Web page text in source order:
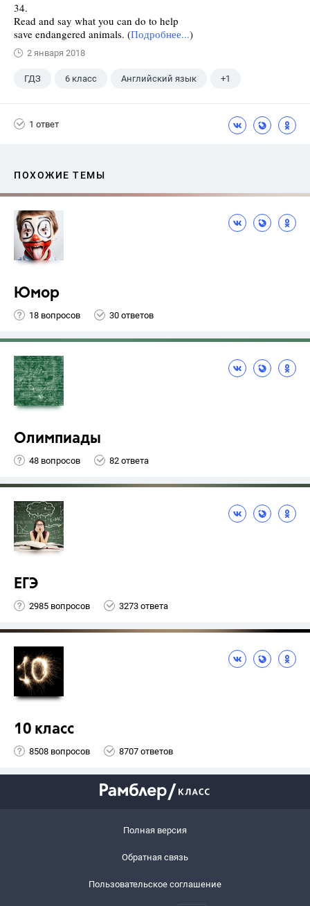
34.
Read and say what you can do to help
save endangered animals. (Подробнее...)
2 января 2018
ГДЗ 6 класс Английский язык +1
1 ответ
ПОХОЖИЕ ТЕМЫ
Юмор
18 вопросов 30 ответов
Олимпиады
48 вопросов 82 ответа
ЕГЭ
2985 вопросов 3273 ответа
10 класс
8508 вопросов 8707 ответов
Полная версия
Обратная связь
Пользовательское соглашение